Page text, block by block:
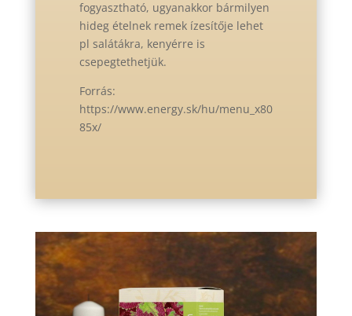
fogyasztható, ugyanakkor bármilyen
hideg ételnek remek ízesítője lehet
pl salátákra, kenyérre is
csepegtethetjük.
Forrás:
https://www.energy.sk/hu/menu_x80
85x/